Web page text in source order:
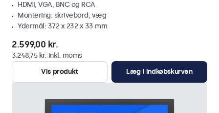
HDMI, VGA, BNC og RCA
Montering: skrivebord, væg
Ydermål: 372 x 232 x 33 mm
2.599,00 kr.
3.248,75 kr. inkl. moms
Vis produkt
Læg i indkøbskurven